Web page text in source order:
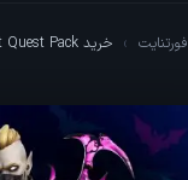
فورتنایت › خرید Graveyard Drift Quest Pack